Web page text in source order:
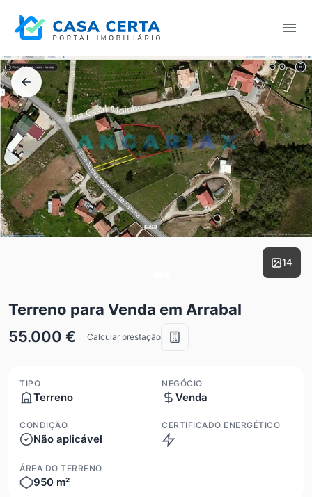
14
Terreno para Venda em Arrabal
55.000 €
Calcular prestação
TIPO
Terreno
NEGÓCIO
Venda
CONDIÇÃO
Não aplicável
CERTIFICADO ENERGÉTICO
ÁREA DO TERRENO
950 m²